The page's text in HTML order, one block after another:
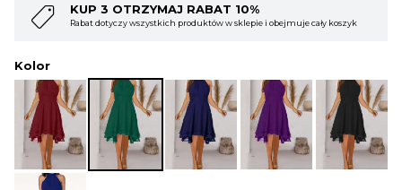
SWETRY
OKRYCIA WIERZCHNIE
i obejmuje cały koszyk
KUP 4 OTRZYMAJ RABAT
Rabat dotyczy wszystkich produktów w
Kolor